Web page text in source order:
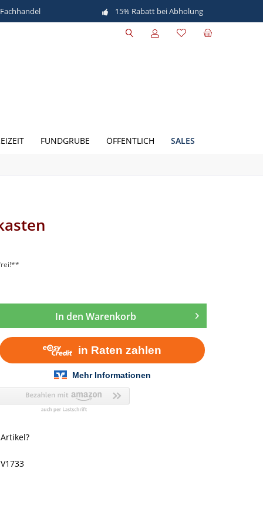
15% Rabatt bei Abholung
FUNDGRUBE ÖFFENTLICH SALES
In den Warenkorb